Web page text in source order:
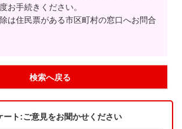
お手続きください。
は住民票がある市区町村の窓口へお問合
検索へ戻る
ート:ご意見をお聞かせください